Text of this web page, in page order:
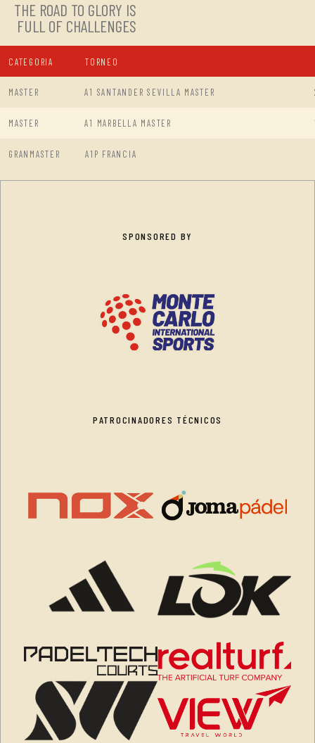
THE ROAD TO GLORY IS
FULL OF CHALLENGES
CATEGORIA TORNEO
MASTER A1 SANTANDER SEVILLA MASTER
MASTER A1 MARBELLA MASTER
GRANMASTER A1P FRANCIA
SPONSORED BY
PATROCINADORES TÉCNICOS